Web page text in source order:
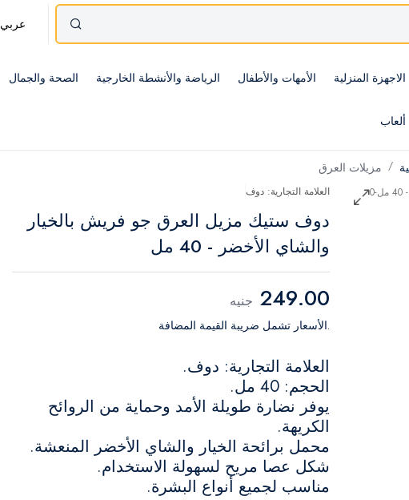
عربي
الاجهزة المنزلية الأمهات والأطفال الرياضة والأنشطة الخارجية الصحة والجمال
ألعاب
مزيلات العرق
العلامة التجارية: دوف
دوف ستيك مزيل العرق جو فريش بالخيار
والشاي الأخضر - 40 مل
249.00 جنيه
.الأسعار تشمل ضريبة القيمة المضافة
العلامة التجارية: دوف.
الحجم: 40 مل.
يوفر نضارة طويلة الأمد وحماية من الروائح
الكريهة.
محمل برائحة الخيار والشاي الأخضر المنعشة.
شكل عصا مريح لسهولة الاستخدام.
مناسب لجميع أنواع البشرة.